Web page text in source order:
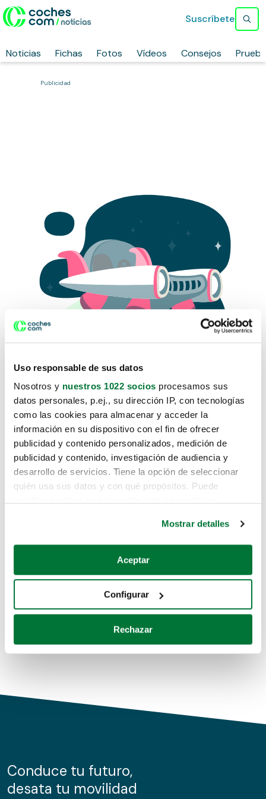
Uso responsable de sus datos
Nosotros y nuestros 1022 socios procesamos sus
datos personales, p.ej., su dirección IP, con tecnologías
como las cookies para almacenar y acceder la
información en su dispositivo con el fin de ofrecer
publicidad y contenido personalizados, medición de
publicidad y contenido, investigación de audiencia y
desarrollo de servicios. Tiene la opción de seleccionar
quién usa sus datos y con qué propósitos. Puede
Si lo permite, también quisiéramos:
Recopilar información sobre su ubicación geográfica
Identificar su dispositivo analizándolo activamente
para buscar características específicas (huellas
Obtenga más información sobre cómo se procesan sus
de cookies.
información sobre el uso que haga del sitio web con
nuestros partners de redes sociales, publicidad y análisis
Mostrar detalles
Aceptar
Configurar
Rechazar
Noticias Fichas Fotos Vídeos Consejos
Suscríbete
Publicidad
Lo sentimos, no sabemos como
te hemos traido hasta aquí.
Pero puedes encontrar el coche que estás
buscando en alguno de estos enlaces:
Coches de segunda mano
Coches de km0
Conduce tu futuro,
desata tu movilidad